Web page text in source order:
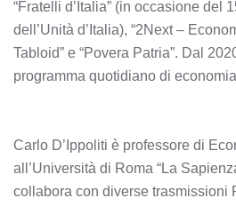
“Fratelli d’Italia” (in occasione del
dell’Unità d’Italia), “2Next –
Tabloid” e “Povera Patria”. Dal
programma quotidiano di economia
Carlo D’Ippoliti è professore di
all’Università di Roma “La
collabora con diverse trasmissioni